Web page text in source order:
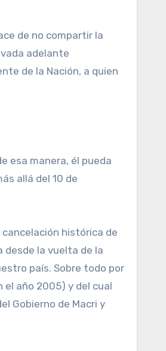
de no compartir la
adelante
de la Nación, a quien
esa manera, él pueda
allá del 10 de
cancelación histórica de
desde la vuelta de la
país. Sobre todo por
el año 2005) y del cual
Gobierno de Macri y